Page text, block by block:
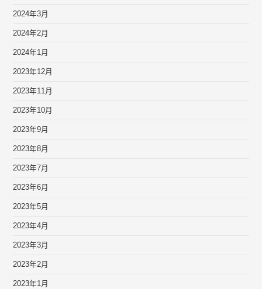
2024年3月
2024年2月
2024年1月
2023年12月
2023年11月
2023年10月
2023年9月
2023年8月
2023年7月
2023年6月
2023年5月
2023年4月
2023年3月
2023年2月
2023年1月